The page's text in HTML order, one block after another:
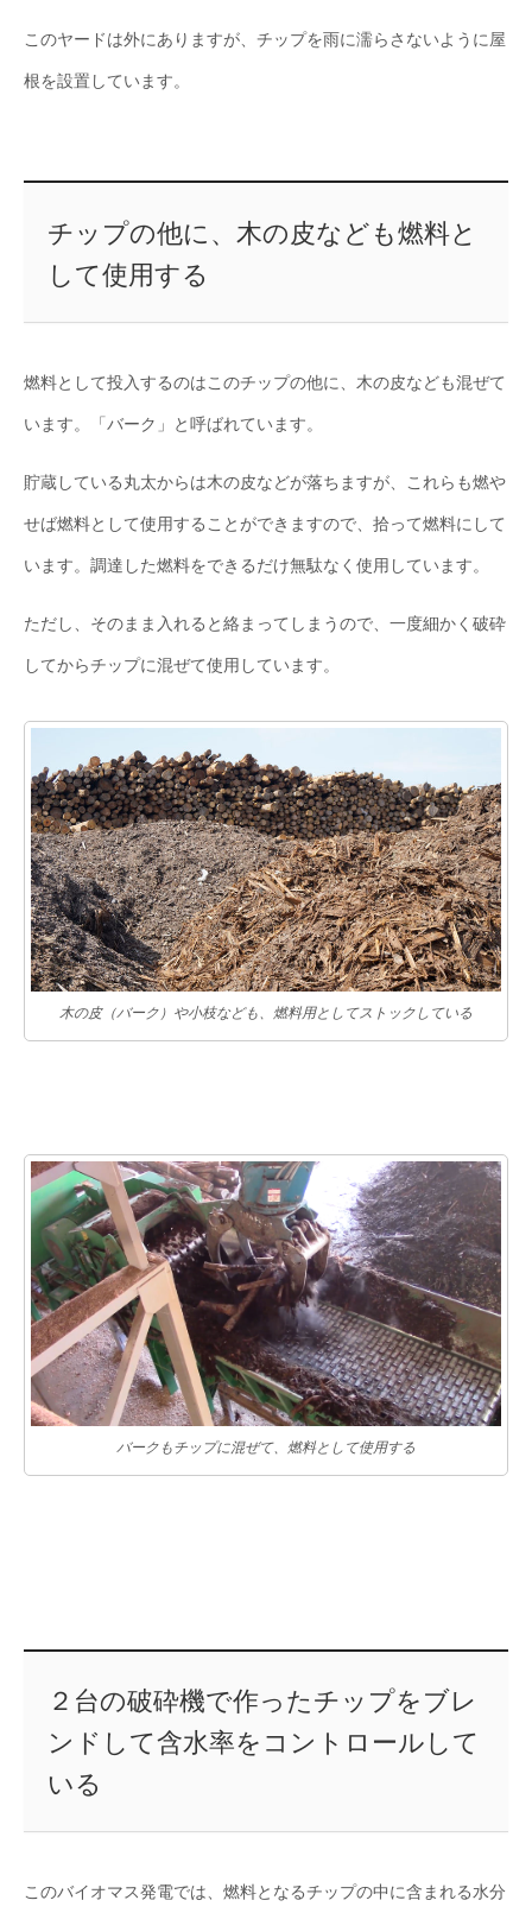
このヤードは外にありますが、チップを雨に濡らさないように屋
根を設置しています。
チップの他に、木の皮なども燃料と
して使用する
燃料として投入するのはこのチップの他に、木の皮なども混ぜて
います。「バーク」と呼ばれています。
貯蔵している丸太からは木の皮などが落ちますが、これらも燃や
せば燃料として使用することができますので、拾って燃料にして
います。調達した燃料をできるだけ無駄なく使用しています。
ただし、そのまま入れると絡まってしまうので、一度細かく破砕
してからチップに混ぜて使用しています。
木の皮（バーク）や小枝なども、燃料用としてストックしている
バークもチップに混ぜて、燃料として使用する
２台の破砕機で作ったチップをブレ
ンドして含水率をコントロールして
いる
このバイオマス発電では、燃料となるチップの中に含まれる水分